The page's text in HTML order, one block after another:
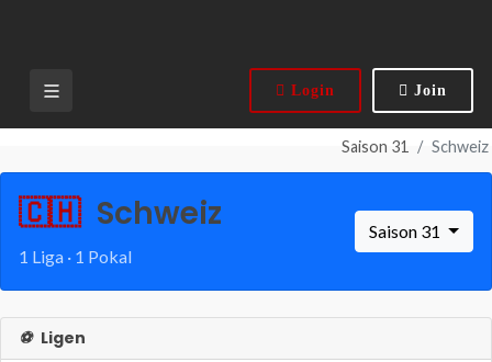
Login Join
Saison 31 Schweiz
🇨🇭 Schweiz
1 Liga · 1 Pokal
Saison 31
⚽ Ligen